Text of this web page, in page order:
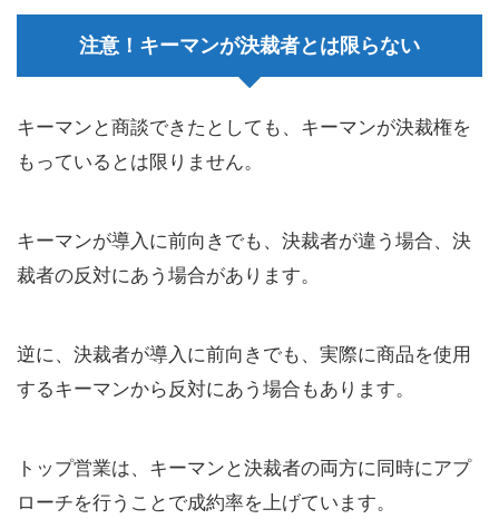
注意！キーマンが決裁者とは限らない
キーマンと商談できたとしても、キーマンが決裁権を
もっているとは限りません。
キーマンが導入に前向きでも、決裁者が違う場合、決
裁者の反対にあう場合があります。
逆に、決裁者が導入に前向きでも、実際に商品を使用
するキーマンから反対にあう場合もあります。
トップ営業は、キーマンと決裁者の両方に同時にアプ
ローチを行うことで成約率を上げています。